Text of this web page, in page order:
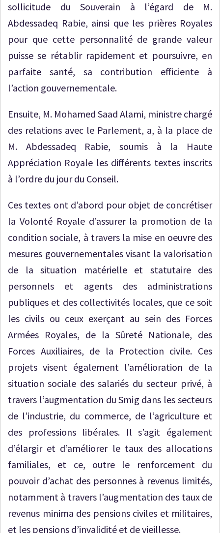
sollicitude du Souverain à l’égard de M.
Abdessadeq Rabie, ainsi que les prières Royales
pour que cette personnalité de grande valeur
puisse se rétablir rapidement et poursuivre, en
parfaite santé, sa contribution efficiente à
l’action gouvernementale.
Ensuite, M. Mohamed Saad Alami, ministre chargé
des relations avec le Parlement, a, à la place de
M. Abdessadeq Rabie, soumis à la Haute
Appréciation Royale les différents textes inscrits
à l’ordre du jour du Conseil.
Ces textes ont d’abord pour objet de concrétiser
la Volonté Royale d’assurer la promotion de la
condition sociale, à travers la mise en oeuvre des
mesures gouvernementales visant la valorisation
de la situation matérielle et statutaire des
personnels et agents des administrations
publiques et des collectivités locales, que ce soit
les civils ou ceux exerçant au sein des Forces
Armées Royales, de la Sûreté Nationale, des
Forces Auxiliaires, de la Protection civile. Ces
projets visent également l’amélioration de la
situation sociale des salariés du secteur privé, à
travers l’augmentation du Smig dans les secteurs
de l’industrie, du commerce, de l’agriculture et
des professions libérales. Il s’agit également
d’élargir et d’améliorer le taux des allocations
familiales, et ce, outre le renforcement du
pouvoir d’achat des personnes à revenus limités,
notamment à travers l’augmentation des taux de
revenus minima des pensions civiles et militaires,
et les pensions d’invalidité et de vieillesse.